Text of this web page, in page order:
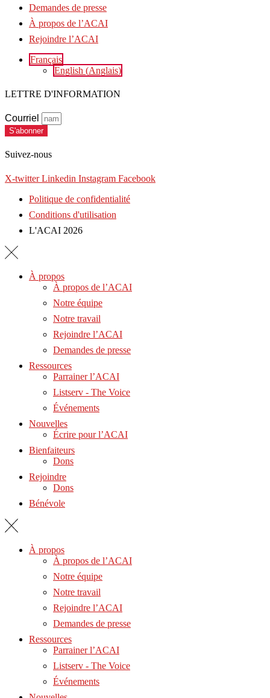
Demandes de presse
À propos de l’ACAI
Rejoindre l’ACAI
Français
English (Anglais)
LETTRE D'INFORMATION
Courriel
S'abonner
Suivez-nous
X-twitter Linkedin Instagram Facebook
Politique de confidentialité
Conditions d'utilisation
L'ACAI 2026
À propos
À propos de l’ACAI
Notre équipe
Notre travail
Rejoindre l’ACAI
Demandes de presse
Ressources
Parrainer l’ACAI
Listserv - The Voice
Événements
Nouvelles
Écrire pour l’ACAI
Bienfaiteurs
Dons
Rejoindre
Dons
Bénévole
À propos
À propos de l’ACAI
Notre équipe
Notre travail
Rejoindre l’ACAI
Demandes de presse
Ressources
Parrainer l’ACAI
Listserv - The Voice
Événements